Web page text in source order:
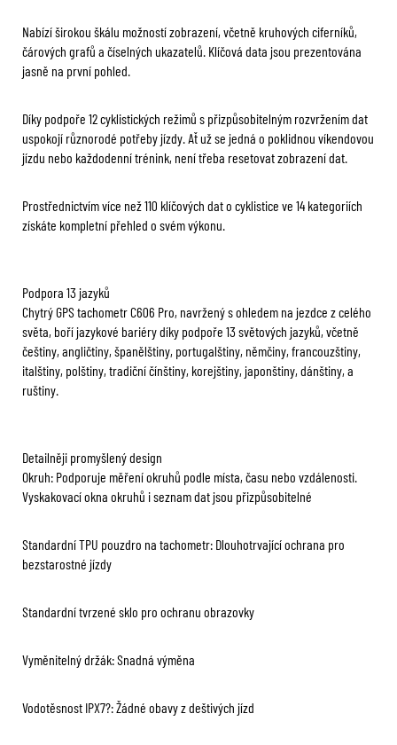
Nabízí širokou škálu možností zobrazení, včetně kruhových ciferníků,
čárových grafů a číselných ukazatelů. Klíčová data jsou prezentována
jasně na první pohled.
Díky podpoře 12 cyklistických režimů s přizpůsobitelným rozvržením dat
uspokojí různorodé potřeby jízdy. Ať už se jedná o poklidnou víkendovou
jízdu nebo každodenní trénink, není třeba resetovat zobrazení dat.
Prostřednictvím více než 110 klíčových dat o cyklistice ve 14 kategoriích
získáte kompletní přehled o svém výkonu.
Podpora 13 jazyků
Chytrý GPS tachometr C606 Pro, navržený s ohledem na jezdce z celého
světa, boří jazykové bariéry díky podpoře 13 světových jazyků, včetně
češtiny, angličtiny, španělštiny, portugalštiny, němčiny, francouzštiny,
italštiny, polštiny, tradiční čínštiny, korejštiny, japonštiny, dánštiny, a
ruštiny.
Detailněji promyšlený design
Okruh: Podporuje měření okruhů podle místa, času nebo vzdálenosti.
Vyskakovací okna okruhů i seznam dat jsou přizpůsobitelné
Standardní TPU pouzdro na tachometr: Dlouhotrvající ochrana pro
bezstarostné jízdy
Standardní tvrzené sklo pro ochranu obrazovky
Vyměnitelný držák: Snadná výměna
Vodotěsnost IPX7?: Žádné obavy z deštivých jízd